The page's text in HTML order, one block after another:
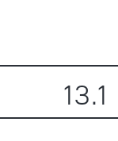
13.1